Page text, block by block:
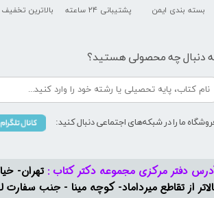
دفتر مرکزی مجموعه دکتر کتاب : تهران-
پشتیبانی ۲۴ ساعته بسته بندی ایمن بالاترین
دنبال چه محصولی هستید؟
ما را در شبکه‌های اجتماعی دنبال کنید: